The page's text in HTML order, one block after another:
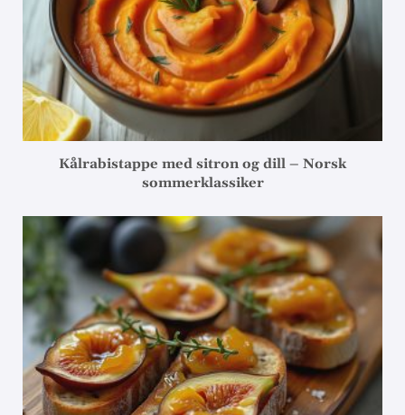
Kålrabistappe med sitron og dill – Norsk
sommerklassiker